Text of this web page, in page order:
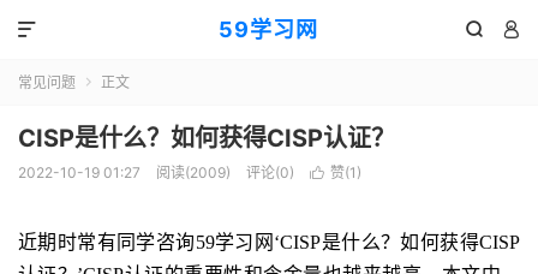
59学习网  

常见问题  正文
CISP是什么？如何获得CISP认证？
2022-10-19 01:27 阅读(2009) 评论(0)  赞(1 )
近期时常有同学咨询59学习网‘CISP是什么？如何获得CISP